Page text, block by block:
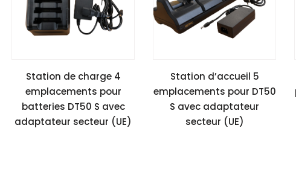
Station de charge 4
emplacements pour
batteries DT50 S avec
adaptateur secteur (UE)
Station d’accueil 5
emplacements pour DT50
S avec adaptateur
secteur (UE)